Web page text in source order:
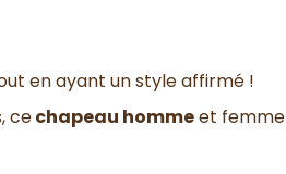
en ayant un style affirmé !
cechapeau hommeet femme